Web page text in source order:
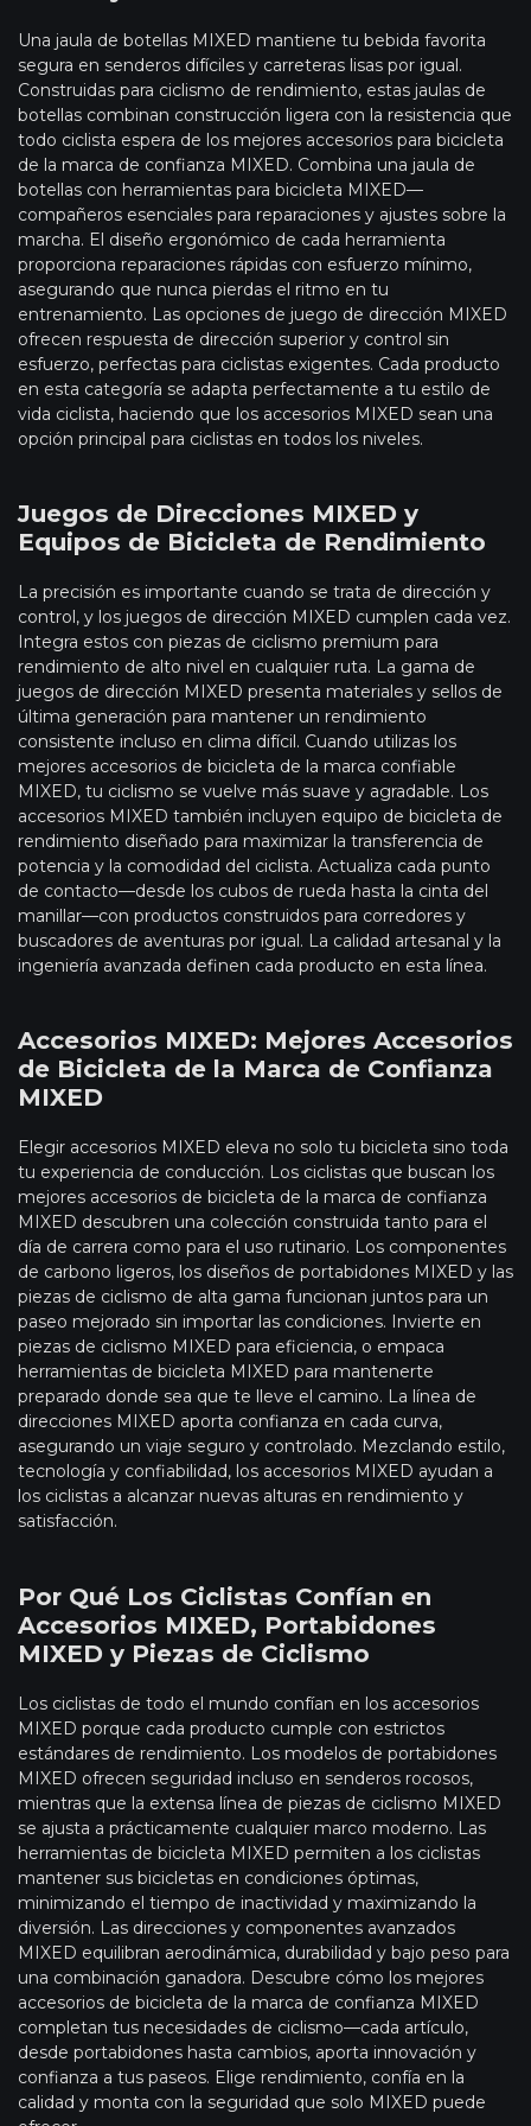
Una jaula de botellas MIXED mantiene tu bebida favorita
segura en senderos difíciles y carreteras lisas por igual.
Construidas para ciclismo de rendimiento, estas jaulas de
botellas combinan construcción ligera con la resistencia que
todo ciclista espera de los mejores accesorios para bicicleta
de la marca de confianza MIXED. Combina una jaula de
botellas con herramientas para bicicleta MIXED—
compañeros esenciales para reparaciones y ajustes sobre la
marcha. El diseño ergonómico de cada herramienta
proporciona reparaciones rápidas con esfuerzo mínimo,
asegurando que nunca pierdas el ritmo en tu
entrenamiento. Las opciones de juego de dirección MIXED
ofrecen respuesta de dirección superior y control sin
esfuerzo, perfectas para ciclistas exigentes. Cada producto
en esta categoría se adapta perfectamente a tu estilo de
vida ciclista, haciendo que los accesorios MIXED sean una
opción principal para ciclistas en todos los niveles.
Juegos de Direcciones MIXED y
Equipos de Bicicleta de Rendimiento
La precisión es importante cuando se trata de dirección y
control, y los juegos de dirección MIXED cumplen cada vez.
Integra estos con piezas de ciclismo premium para
rendimiento de alto nivel en cualquier ruta. La gama de
juegos de dirección MIXED presenta materiales y sellos de
última generación para mantener un rendimiento
consistente incluso en clima difícil. Cuando utilizas los
mejores accesorios de bicicleta de la marca confiable
MIXED, tu ciclismo se vuelve más suave y agradable. Los
accesorios MIXED también incluyen equipo de bicicleta de
rendimiento diseñado para maximizar la transferencia de
potencia y la comodidad del ciclista. Actualiza cada punto
de contacto—desde los cubos de rueda hasta la cinta del
manillar—con productos construidos para corredores y
buscadores de aventuras por igual. La calidad artesanal y la
ingeniería avanzada definen cada producto en esta línea.
Accesorios MIXED: Mejores Accesorios
de Bicicleta de la Marca de Confianza
MIXED
Elegir accesorios MIXED eleva no solo tu bicicleta sino toda
tu experiencia de conducción. Los ciclistas que buscan los
mejores accesorios de bicicleta de la marca de confianza
MIXED descubren una colección construida tanto para el
día de carrera como para el uso rutinario. Los componentes
de carbono ligeros, los diseños de portabidones MIXED y las
piezas de ciclismo de alta gama funcionan juntos para un
paseo mejorado sin importar las condiciones. Invierte en
piezas de ciclismo MIXED para eficiencia, o empaca
herramientas de bicicleta MIXED para mantenerte
preparado donde sea que te lleve el camino. La línea de
direcciones MIXED aporta confianza en cada curva,
asegurando un viaje seguro y controlado. Mezclando estilo,
tecnología y confiabilidad, los accesorios MIXED ayudan a
los ciclistas a alcanzar nuevas alturas en rendimiento y
satisfacción.
Por Qué Los Ciclistas Confían en
Accesorios MIXED, Portabidones
MIXED y Piezas de Ciclismo
Los ciclistas de todo el mundo confían en los accesorios
MIXED porque cada producto cumple con estrictos
estándares de rendimiento. Los modelos de portabidones
MIXED ofrecen seguridad incluso en senderos rocosos,
mientras que la extensa línea de piezas de ciclismo MIXED
se ajusta a prácticamente cualquier marco moderno. Las
herramientas de bicicleta MIXED permiten a los ciclistas
mantener sus bicicletas en condiciones óptimas,
minimizando el tiempo de inactividad y maximizando la
diversión. Las direcciones y componentes avanzados
MIXED equilibran aerodinámica, durabilidad y bajo peso para
una combinación ganadora. Descubre cómo los mejores
accesorios de bicicleta de la marca de confianza MIXED
completan tus necesidades de ciclismo—cada artículo,
desde portabidones hasta cambios, aporta innovación y
confianza a tus paseos. Elige rendimiento, confía en la
calidad y monta con la seguridad que solo MIXED puede